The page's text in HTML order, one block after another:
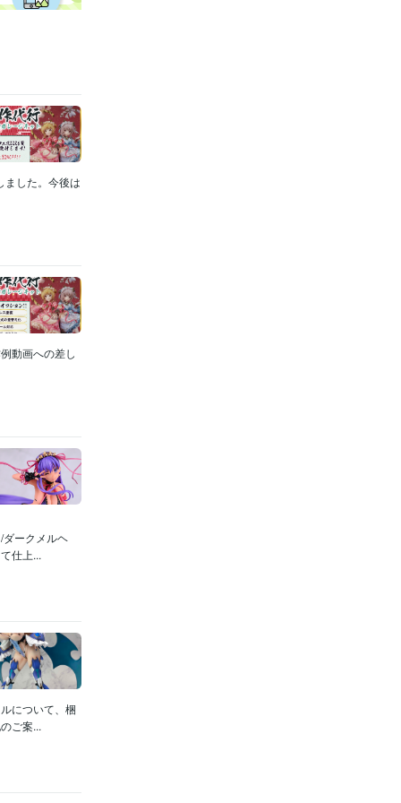
ました。今後は
動画への差し
ークメルヘ
仕上...
について、梱
ご案...